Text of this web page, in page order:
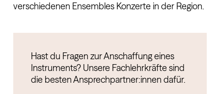
verschiedenen Ensembles Konzerte in der Region.
Hast du Fragen zur Anschaffung eines
Instruments? Unsere Fachlehrkräfte sind
die besten Ansprechpartner:innen dafür.